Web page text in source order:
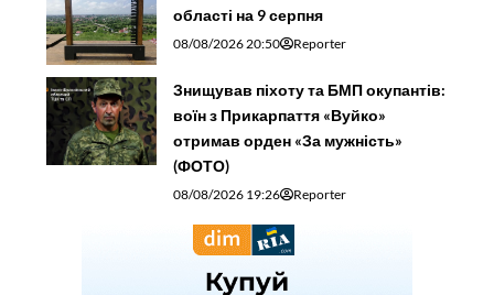
області на 9 серпня
08/08/2026 20:50 Reporter
Знищував піхоту та БМП окупантів:
воїн з Прикарпаття «Вуйко»
отримав орден «За мужність»
(ФОТО)
08/08/2026 19:26 Reporter